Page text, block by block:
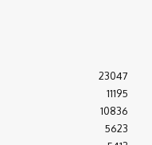
23047
11195
10836
5623